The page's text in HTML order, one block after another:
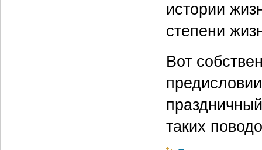
истории
степени
Вот
таких